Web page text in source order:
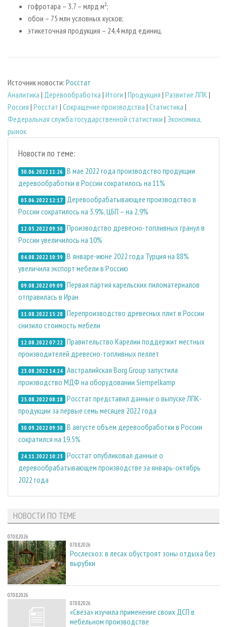
гофротара – 3,7 – млрд м²;
обои – 75 млн условных кусков;
этикеточная продукция – 24,4 млрд единиц.
Источник новости: Росстат
Аналитика | Деревообработка | Итоги | Продукция | Развитие ЛПК |
Россия | Росстат | Сокращение производства | Статистика |
Федеральная служба государственной статистики | Экономика,
рынок
Новости по теме:
30.06.2022 11:26 В мае 2022 года производство продукции
деревообработки в России сократилось на 11%
03.06.2022 12:17
Деревообрабатывающее производство в
России сократилось на 3,9%, ЦБП – на 2,9%
12.05.2022 09:50 Производство древесно-топливных гранул в
России увеличилось на 10%
04.08.2022 10:59 В январе-июне 2022 года Турция на 88%
увеличила экспорт мебели в Россию
09.08.2022 09:09 Первая партия карельских пиломатериалов
отправилась в Иран
11.08.2022 15:28 Перепроизводство древесных плит в России
снизило стоимость мебели
12.08.2022 07:22 Правительство Карелии поддержит местных
производителей древесно-топливных пеллет
23.08.2022 14:24 Австралийская Borg Group запустила
производство МДФ на оборудовании Siempelkamp
25.08.2022 08:18 Росстат представил данные о выпуске ЛПК-
продукции за первые семь месяцев 2022 года
30.09.2022 09:50 В августе объем деревообработки в России
сократился на 19,5%
24.11.2022 10:23 Росстат опубликовал данные о
деревообрабатывающем производстве за январь-октябрь
2022 года
НОВОСТИ ПО ТЕМЕ
07.08.2026
07.08.2026
Рослесхоз: в лесах обустроят зоны отдыха без
вырубки
07.08.2026
07.08.2026
«Свеза» изучила применение своих ДСП в
мебельном производстве